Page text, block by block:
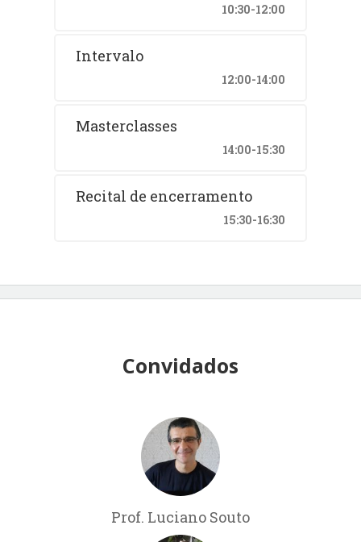
10:30-12:00
Intervalo
12:00-14:00
Masterclasses
14:00-15:30
Recital de encerramento
15:30-16:30
Convidados
Prof. Luciano Souto